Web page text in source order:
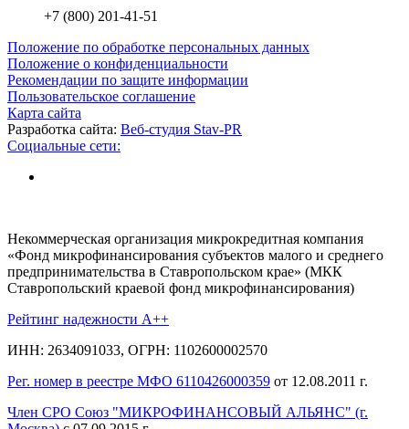
+7 (800) 201-41-51
Положение по обработке персональных данных
Положение о конфиденциальности
Рекомендации по защите информации
Пользовательское соглашение
Карта сайта
Разработка сайта: Веб-студия Stav-PR
Социальные сети:
Некоммерческая организация микрокредитная компания
«Фонд микрофинансирования субъектов малого и среднего
предпринимательства в Ставропольском крае» (МКК
Ставропольский краевой фонд микрофинансирования)
Рейтинг надежности A++
ИНН: 2634091033, ОГРН: 1102600002570
Рег. номер в реестре МФО 6110426000359 от 12.08.2011 г.
Член СРО Союз "МИКРОФИНАНСОВЫЙ АЛЬЯНС" (г.